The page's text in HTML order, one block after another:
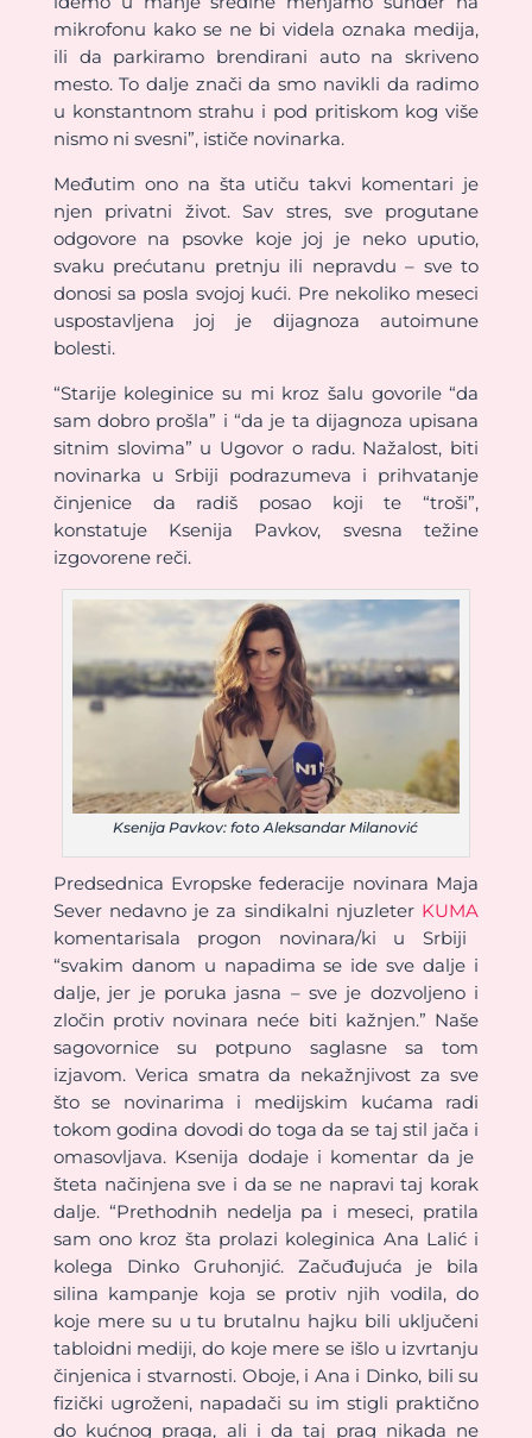
mikrofonu kako se ne bi videla oznaka medija,
ili da parkiramo brendirani auto na skriveno
mesto. To dalje znači da smo navikli da radimo
u konstantnom strahu i pod pritiskom kog više
nismo ni svesni”, ističe novinarka.
Međutim ono na šta utiču takvi komentari je
njen privatni život. Sav stres, sve progutane
odgovore na psovke koje joj je neko uputio,
svaku prećutanu pretnju ili nepravdu – sve to
donosi sa posla svojoj kući. Pre nekoliko meseci
uspostavljena joj je dijagnoza autoimune
bolesti.
“Starije koleginice su mi kroz šalu govorile “da
sam dobro prošla” i “da je ta dijagnoza upisana
sitnim slovima” u Ugovor o radu. Nažalost, biti
novinarka u Srbiji podrazumeva i prihvatanje
činjenice da radiš posao koji te “troši”,
konstatuje Ksenija Pavkov, svesna težine
izgovorene reči.
Ksenija Pavkov: foto Aleksandar Milanović
Predsednica Evropske federacije novinara Maja
Sever nedavno je za sindikalni njuzleter KUMA
komentarisala progon novinara/ki u Srbiji
“svakim danom u napadima se ide sve dalje i
dalje, jer je poruka jasna – sve je dozvoljeno i
zločin protiv novinara neće biti kažnjen.” Naše
sagovornice su potpuno saglasne sa tom
izjavom. Verica smatra da nekažnjivost za sve
što se novinarima i medijskim kućama radi
tokom godina dovodi do toga da se taj stil jača i
omasovljava. Ksenija dodaje i komentar da je
šteta načinjena sve i da se ne napravi taj korak
dalje. “Prethodnih nedelja pa i meseci, pratila
sam ono kroz šta prolazi koleginica Ana Lalić i
kolega Dinko Gruhonjić. Začuđujuća je bila
silina kampanje koja se protiv njih vodila, do
koje mere su u tu brutalnu hajku bili uključeni
tabloidni mediji, do koje mere se išlo u izvrtanju
činjenica i stvarnosti. Oboje, i Ana i Dinko, bili su
fizički ugroženi, napadači su im stigli praktično
do kućnog praga, ali i da taj prag nikada ne